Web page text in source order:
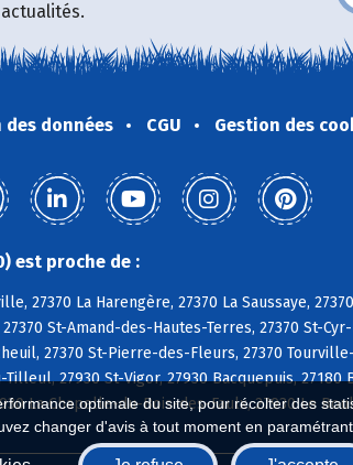
optimale du site, pour récolter des
changer d'avis à tout moment en
données CGU Gestion des
est proche de :
27370 La Harengère, 27370 La Saussaye,
St-Amand-des-Hautes-Terres, 27370 St-
27370 St-Pierre-des-Fleurs, 27370
27930 St-Vigor, 27930 Bacquepuis,
La Chapelle-du-Bois-des-Faulx, 27930 Le